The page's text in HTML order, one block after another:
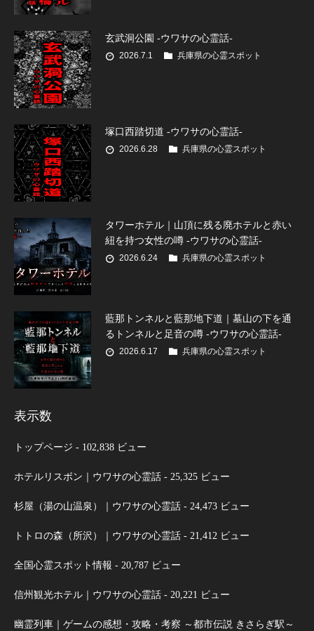
玄武洞公園 -ウワサの心霊話-
2026.7.1 兵庫県の心霊スポット
塚口西踏切道 -ウワサの心霊話-
2026.6.28 兵庫県の心霊スポット
タワーホテル｜山頂に残る廃ホテルと赤い
紐を持つ女性の噂 -ウワサの心霊話-
2026.6.24 兵庫県の心霊スポット
藍那トンネルと藍那地下道｜墓山の下を通
るトンネルと足音の噂 -ウワサの心霊話-
2026.6.17 兵庫県の心霊スポット
表示数
トップページ - 102,838 ビュー
ホテルリスボン｜ウワサの心霊話 - 25,325 ビュー
杉屋（湯の山温泉）｜ウワサの心霊話 - 24,473 ビュー
トトロの森（所沢）｜ウワサの心霊話 - 21,412 ビュー
全国心霊スポット情報 - 20,787 ビュー
信州観光ホテル｜ウワサの心霊話 - 20,221 ビュー
幽霊列車｜ゲームの感想・攻略・考察 ～都市伝説 きさらぎ駅～